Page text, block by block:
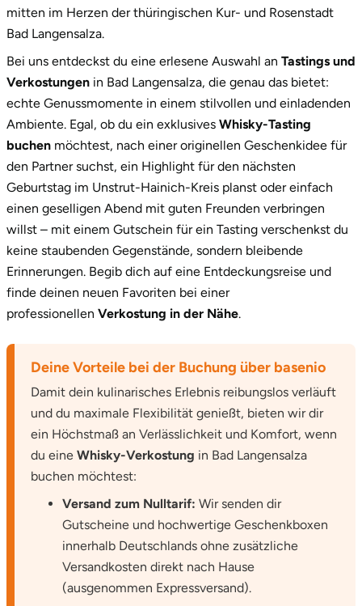
mitten im Herzen der thüringischen Kur- und Rosenstadt
Bad Langensalza.
Bei uns entdeckst du eine erlesene Auswahl an Tastings und
Verkostungen in Bad Langensalza, die genau das bietet:
echte Genussmomente in einem stilvollen und einladenden
Ambiente. Egal, ob du ein exklusives Whisky-Tasting
buchen möchtest, nach einer originellen Geschenkidee für
den Partner suchst, ein Highlight für den nächsten
Geburtstag im Unstrut-Hainich-Kreis planst oder einfach
einen geselligen Abend mit guten Freunden verbringen
willst – mit einem Gutschein für ein Tasting verschenkst du
keine staubenden Gegenstände, sondern bleibende
Erinnerungen. Begib dich auf eine Entdeckungsreise und
finde deinen neuen Favoriten bei einer
professionellen Verkostung in der Nähe.
Deine Vorteile bei der Buchung über basenio
Damit dein kulinarisches Erlebnis reibungslos verläuft
und du maximale Flexibilität genießt, bieten wir dir
ein Höchstmaß an Verlässlichkeit und Komfort, wenn
du eine Whisky-Verkostung in Bad Langensalza
buchen möchtest:
Versand zum Nulltarif: Wir senden dir
Gutscheine und hochwertige Geschenkboxen
innerhalb Deutschlands ohne zusätzliche
Versandkosten direkt nach Hause
(ausgenommen Expressversand).